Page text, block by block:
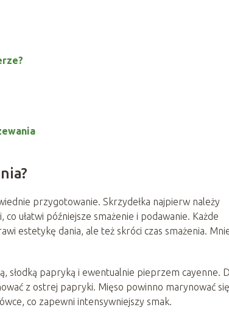
przygotowanie. Skrzydełka najpierw należy
ułatwi późniejsze smażenie i podawanie. Każde
estetykę dania, ale też skróci czas smażenia.
słodką papryką i ewentualnie pieprzem cayenne.
z ostrej papryki. Mięso powinno marynować się
co zapewni intensywniejszy smak.